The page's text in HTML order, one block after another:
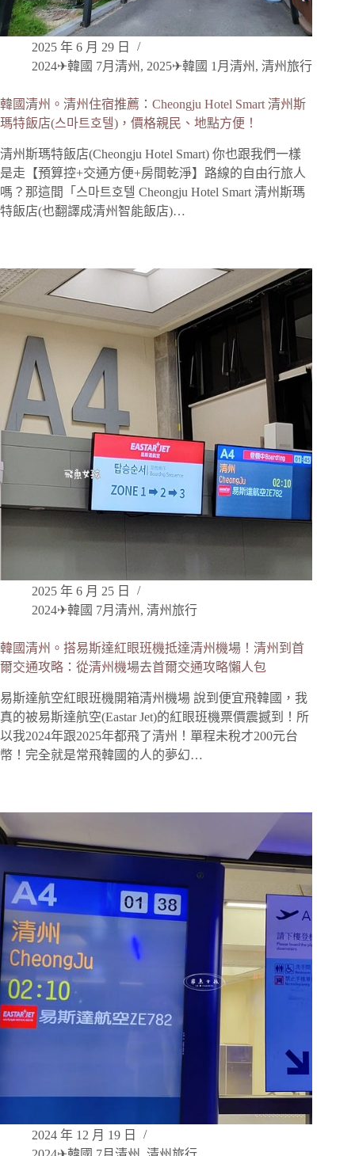
2025 年 6 月 29 日
2024✈韓國 7月清州 , 2025✈韓國 1月清州 , 清州旅行
韓國清州。清州住宿推薦：Cheongju Hotel Smart 清州斯
瑪特飯店(스마트호텔)，價格親民、地點方便！
清州斯瑪特飯店(Cheongju Hotel Smart) 你也跟我們一樣
是走【預算控+交通方便+房間乾淨】路線的自由行旅人
嗎？那這間「스마트호텔 Cheongju Hotel Smart 清州斯瑪
特飯店(也翻譯成清州智能飯店)…
2025 年 6 月 25 日
2024✈韓國 7月清州 , 清州旅行
韓國清州。搭易斯達紅眼班機抵達清州機場！清州到首
爾交通攻略：從清州機場去首爾交通攻略懶人包
易斯達航空紅眼班機開箱清州機場 說到便宜飛韓國，我
真的被易斯達航空(Eastar Jet)的紅眼班機票價震撼到！所
以我2024年跟2025年都飛了清州！單程未稅才200元台
幣！完全就是常飛韓國的人的夢幻…
2024 年 12 月 19 日